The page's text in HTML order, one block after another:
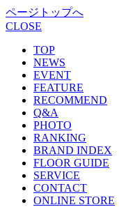
ページトップへ
CLOSE
TOP
NEWS
EVENT
FEATURE
RECOMMEND
Q&A
PHOTO
RANKING
BRAND INDEX
FLOOR GUIDE
SERVICE
CONTACT
ONLINE STORE